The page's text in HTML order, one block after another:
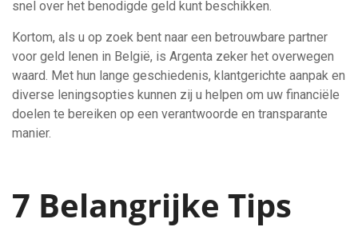
snel over het benodigde geld kunt beschikken.
Kortom, als u op zoek bent naar een betrouwbare partner
voor geld lenen in België, is Argenta zeker het overwegen
waard. Met hun lange geschiedenis, klantgerichte aanpak en
diverse leningsopties kunnen zij u helpen om uw financiële
doelen te bereiken op een verantwoorde en transparante
manier.
7 Belangrijke Tips